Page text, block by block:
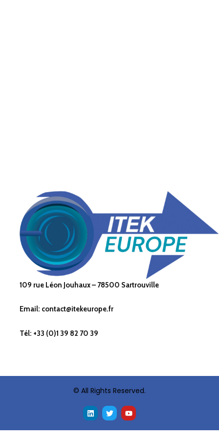
109 rue Léon Jouhaux – 78500 Sartrouville
Email: contact@itekeurope.fr
Tél: +33 (0)1 39 82 70 39
© All Rights Reserved.
L
i
n
k
T
w
i
t
Y
o
u
t